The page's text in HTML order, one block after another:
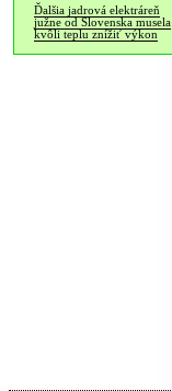
Ďalšia jadrová elektráreň
južne od Slovenska musela
kvôli teplu znížiť výkon